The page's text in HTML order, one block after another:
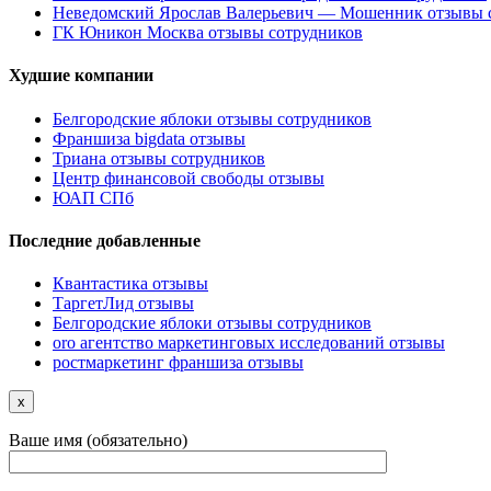
Неведомский Ярослав Валерьевич — Мошенник отзывы
ГК Юникон Москва отзывы сотрудников
Худшие компании
Белгородские яблоки отзывы сотрудников
Франшиза bigdata отзывы
Триана отзывы сотрудников
Центр финансовой свободы отзывы
ЮАП СПб
Последние добавленные
Квантастика отзывы
ТаргетЛид отзывы
Белгородские яблоки отзывы сотрудников
oro агентство маркетинговых исследований отзывы
ростмаркетинг франшиза отзывы
x
Ваше имя (обязательно)